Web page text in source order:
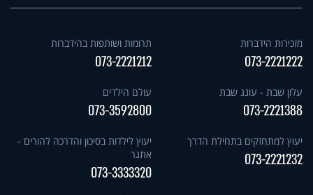
מזכירות הידברות
073-2221222
תרומות ושותפות בהידברות
073-2221212
עלון שבת - עונג שבת
073-2221388
עולם הילדים
073-3592800
יעוץ למתחזקים בתחילת הדרך
073-2221232
יעוץ לילדות בסיכון והדרכה להורים -
אתגר
073-3333320